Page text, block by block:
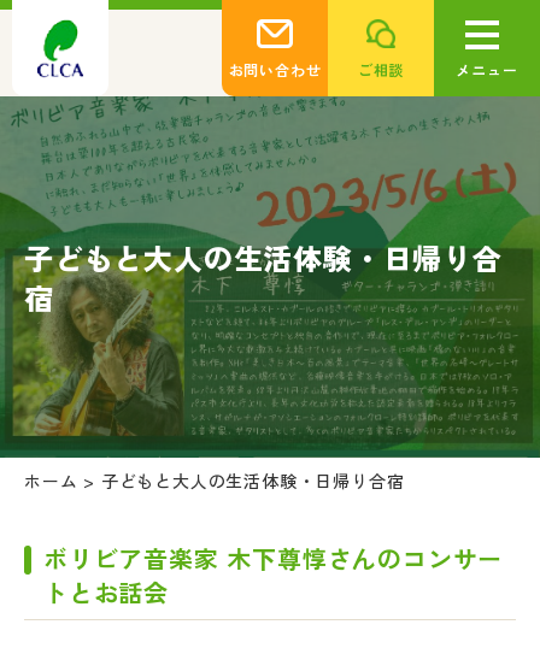
お問い合わせ ご相談 メニュー
子どもと大人の生活体験・日帰り合
宿
ホーム > 子どもと大人の生活体験・日帰り合宿
ボリビア音楽家 木下尊惇さんのコンサー
トとお話会